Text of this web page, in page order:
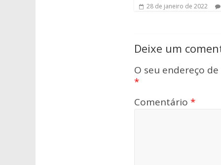
28 de janeiro de 2022
Deixe um
O seu endereço
*
Comentário *